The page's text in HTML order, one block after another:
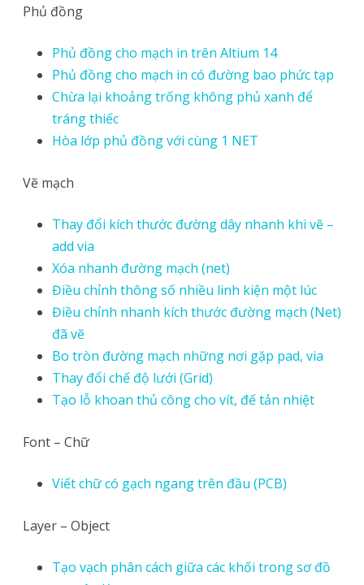
Phủ đồng
Phủ đồng cho mạch in trên Altium 14
Phủ đồng cho mạch in có đường bao phức tạp
Chừa lại khoảng trống không phủ xanh để
tráng thiếc
Hòa lớp phủ đồng với cùng 1 NET
Vẽ mạch
Thay đổi kích thước đường dây nhanh khi vẽ –
add via
Xóa nhanh đường mạch (net)
Điều chỉnh thông số nhiều linh kiện một lúc
Điều chỉnh nhanh kích thước đường mạch (Net)
đã vẽ
Bo tròn đường mạch những nơi gặp pad, via
Thay đổi chế độ lưới (Grid)
Tạo lỗ khoan thủ công cho vít, đế tản nhiệt
Font – Chữ
Viết chữ có gạch ngang trên đầu (PCB)
Layer – Object
Tạo vạch phân cách giữa các khối trong sơ đồ